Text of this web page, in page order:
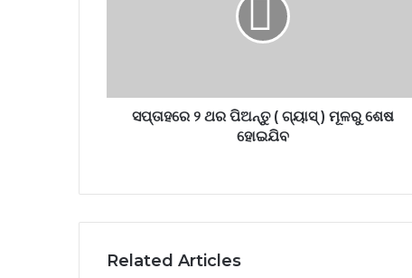
ସପ୍ତାହରେ ୨ ଥର ପିଅନ୍ତୁ ( ଗ୍ୟାସ୍ ) ମୂଳରୁ ଶେଷ
ହୋଇଯିବ
Related Articles